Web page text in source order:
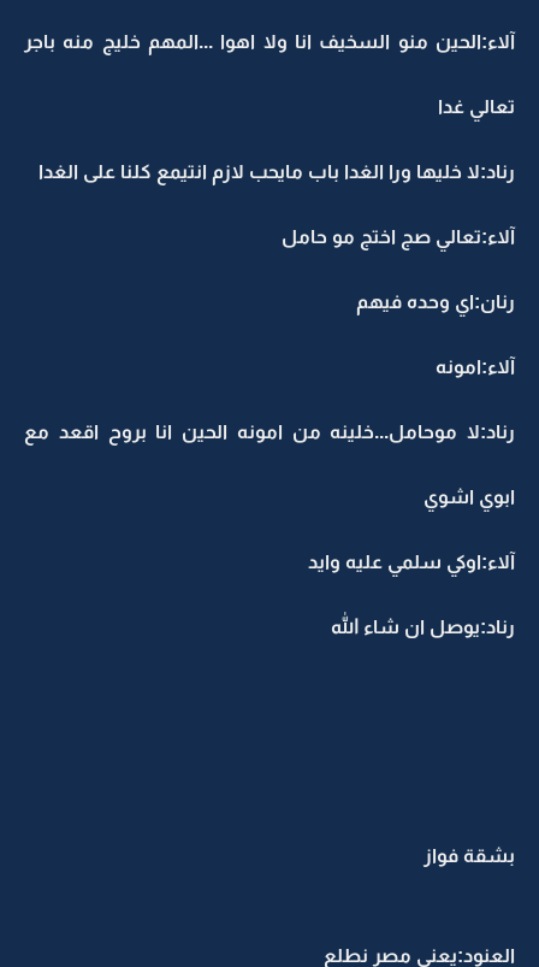
آلاء:الحين منو السخيف انا ولا اهوا ...المهم خليج منه باجر
تعالي غدا
رناد:لا خليها ورا الغدا باب مايحب لازم انتيمع كلنا على الغدا
آلاء:تعالي صج اختج مو حامل
رنان:اي وحده فيهم
آلاء:امونه
رناد:لا موحامل...خلينه من امونه الحين انا بروح اقعد مع
ابوي اشوي
آلاء:اوكي سلمي عليه وايد
رناد:يوصل ان شاء الله
بشقة فواز
العنود:يعني مصر نطلع